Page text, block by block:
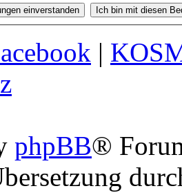
|
phpBB®